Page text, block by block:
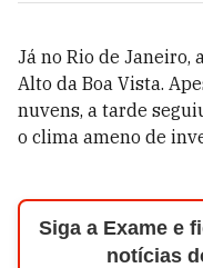
Já no Rio de Janeiro,
Alto da Boa Vista.
nuvens, a tarde
o clima ameno de
Siga a Exame e
notícias